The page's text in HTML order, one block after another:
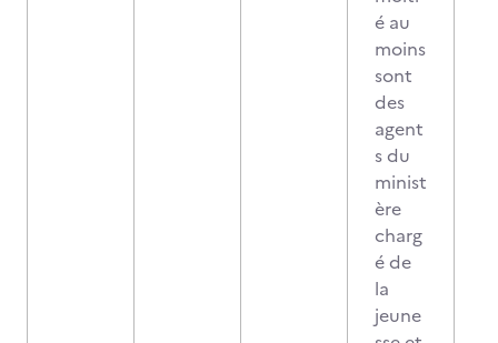
é au
moins
sont
des
agent
s du
minist
ère
charg
é de
la
jeune